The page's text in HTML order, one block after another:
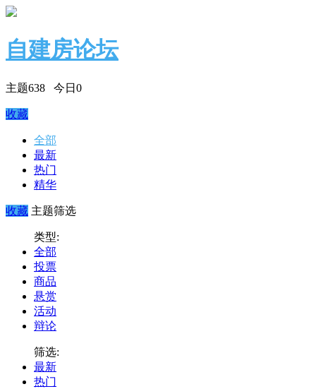
自建房论坛
主题638 今日 0
收藏
全部
最新
热门
精华
收藏 主题筛选
类型:
全部
投票
商品
悬赏
活动
辩论
筛选:
最新
热门